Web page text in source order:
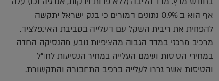
אף הוא ב 0.9% נתונים המורים כי בנק ישראל יתקשה
להפחית את ריבית השקל עם העלייה בסביבת האינפלציה.
מרכיב מרכזי במדד הגבוה מהציפיות נובע מהנסיקה החדה
במחירי הטיסות ועימם העלייה במחיר הנסיעות לחו"ל
והטיסות אשר גררו לעלייה ברכיב התחבורה והתקשורת.